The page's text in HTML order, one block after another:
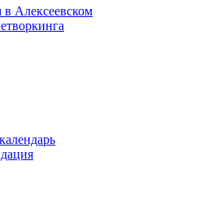
Алексеевском